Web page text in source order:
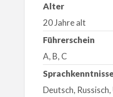
Alter
20 Jahre alt
Führerschein
A, B, C
Deutsch,